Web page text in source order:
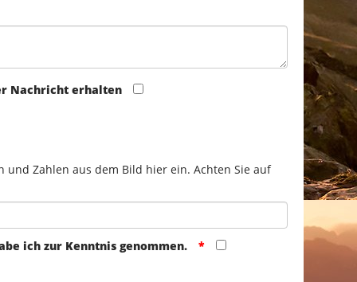
Nachricht erhalten
und Zahlen aus dem Bild hier ein. Achten Sie auf
ich zur Kenntnis genommen.